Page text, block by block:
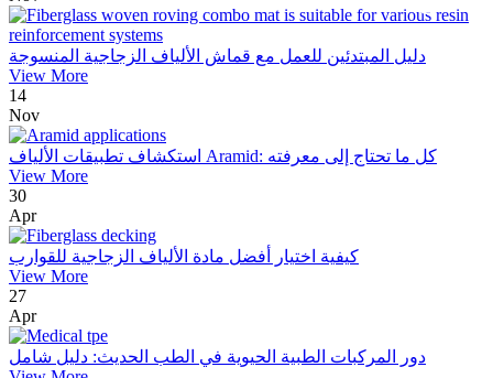
دليل المبتدئين للعمل مع قماش الألياف الزجاجية المنسوجة
View More
14
Nov
استكشاف تطبيقات الألياف Aramid: كل ما تحتاج إلى معرفته
View More
30
Apr
كيفية اختيار أفضل مادة الألياف الزجاجية للقوارب
View More
27
Apr
دور المركبات الطبية الحيوية في الطب الحديث: دليل شامل